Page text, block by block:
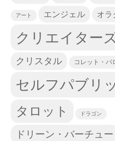
アート エンジェル オラ
クリエイター
クリスタル コレット・バ
セルフパブリ
タロット ドラゴン
ドリーン・バーチュー